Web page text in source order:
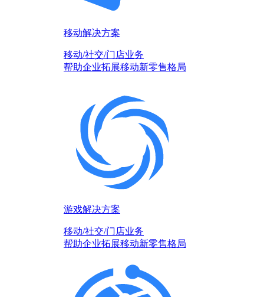
移动解决方案
移动/社交/门店业务
帮助企业拓展移动新零售格局
游戏解决方案
移动/社交/门店业务
帮助企业拓展移动新零售格局